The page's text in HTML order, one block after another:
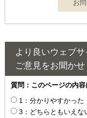
より良いウェブ
ご意見をお聞か
質問：このページの内
1：分かりやすかった
3：どちらともいえな